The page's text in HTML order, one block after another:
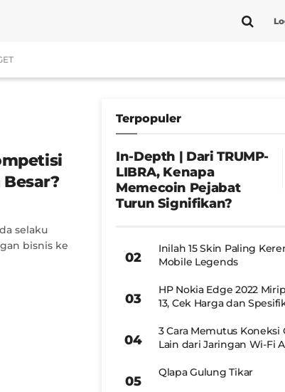
selaku
bisnis ke
Terpopuler
In-Depth | Dari TRUMP-
LIBRA, Kenapa
Memecoin Pejabat
Turun Signifikan?
Inilah 15 Skin Paling
Mobile Legends
HP Nokia Edge 2022
13, Cek Harga dan
3 Cara Memutus Koneksi
Lain dari Jaringan Wi-Fi
Qlapa Gulung Tikar